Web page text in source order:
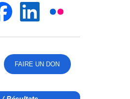
FAIRE UN DON